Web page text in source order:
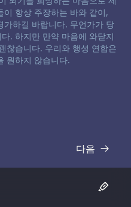
항상 주장하는 바와 같이,
가하길 바랍니다. 무언가가 당
. 하지만 만약 마음에 와닫지
찮습니다. 우리와 행성 연합은
원하지 않습니다.
다음
기록